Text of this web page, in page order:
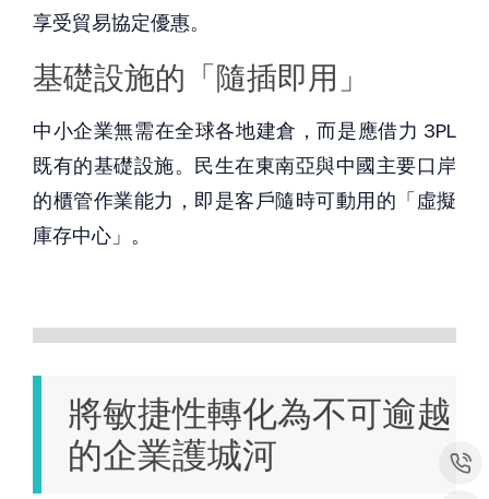
享受貿易協定優惠。
基礎設施的「隨插即用」
中小企業無需在全球各地建倉，而是應借力 3PL
既有的基礎設施。民生在東南亞與中國主要口岸
的櫃管作業能力，即是客戶隨時可動用的「虛擬
庫存中心」。
將敏捷性轉化為不可逾越
的企業護城河